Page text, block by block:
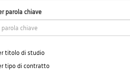
parola chiave
titolo di studio
tipo di contratto